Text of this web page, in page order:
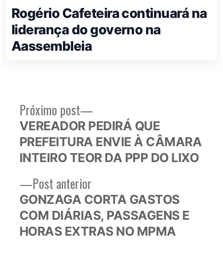
Rogério Cafeteira continuará na
liderança do governo na
Aassembleia
Navegação
de
Post
Post anteriorPost
anterior:
GONZAGA CORTA GASTOS
COM DIÁRIAS, PASSAGENS E
HORAS EXTRAS NO MPMA
Próximo post
Próximo
post:
VEREADOR PEDIRÁ QUE
PREFEITURA ENVIE À CÂMARA
INTEIRO TEOR DA PPP DO LIXO